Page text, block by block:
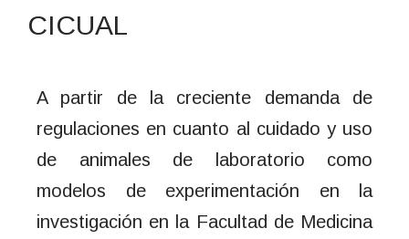
CICUAL
A partir de la creciente demanda de
regulaciones en cuanto al cuidado y uso
de animales de laboratorio como
modelos de experimentación en la
investigación en la Facultad de Medicina